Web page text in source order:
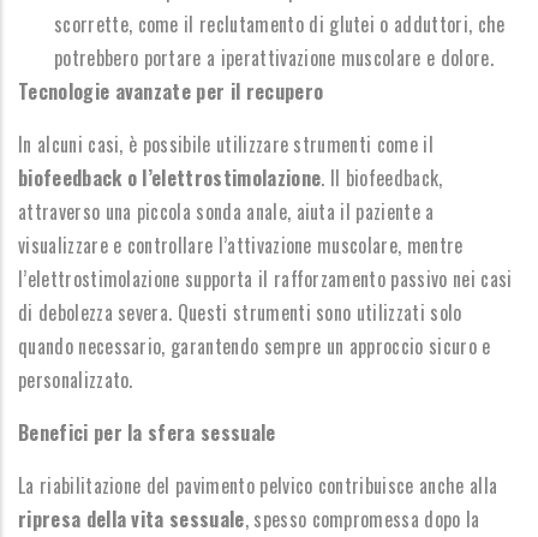
scorrette, come il reclutamento di glutei o adduttori, che
potrebbero portare a iperattivazione muscolare e dolore.
Tecnologie avanzate per il recupero
In alcuni casi, è possibile utilizzare strumenti come il
biofeedback o l’elettrostimolazione. Il biofeedback,
attraverso una piccola sonda anale, aiuta il paziente a
visualizzare e controllare l’attivazione muscolare, mentre
l’elettrostimolazione supporta il rafforzamento passivo nei casi
di debolezza severa. Questi strumenti sono utilizzati solo
quando necessario, garantendo sempre un approccio sicuro e
personalizzato.
Benefici per la sfera sessuale
La riabilitazione del pavimento pelvico contribuisce anche alla
ripresa della vita sessuale, spesso compromessa dopo la